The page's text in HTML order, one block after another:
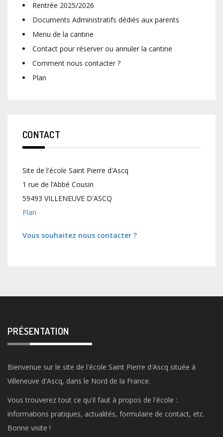
Rentrée 2025/2026
Documents Administratifs dédiés aux parents
Menu de la cantine
Contact pour réserver ou annuler la cantine
Comment nous contacter ?
Plan
CONTACT
Site de l'école Saint Pierre d'Ascq
1 rue de l’Abbé Cousin
59493 VILLENEUVE D'ASCQ
Plan
Vous souhaitez nous contacter ?
PRÉSENTATION
Bienvenue sur le site de l'école Saint Pierre d'Ascq située à
Villeneuve d'Ascq, dans le Nord de la France.
Vous trouverez tout ce qu'il faut à propos de l'école :
informations pratiques, actualités, formulaire de contact, etc.
Bonne visite !